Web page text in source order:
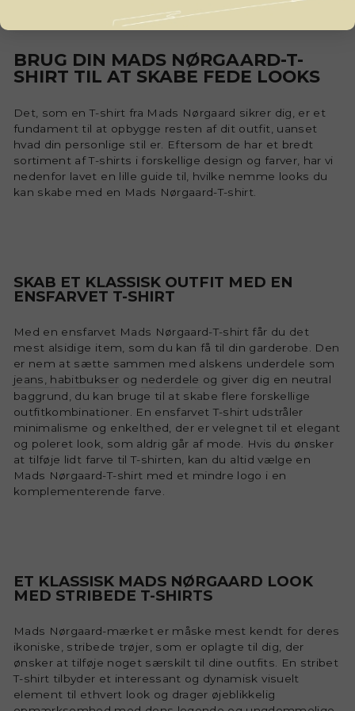
BRUG DIN MADS NØRGAARD-T-
SHIRT TIL AT SKABE FEDE LOOKS
Det, som en T-shirt fra Mads Nørgaard sikrer dig, er et
fundament til at opbygge resten af dit outfit, uanset
hvad din personlige stil er. Eftersom de har et bredt
sortiment af T-shirts i forskellige design og farver, har vi
nedenfor lavet en lille guide til, hvilke nemme looks du
kan skabe med en Mads Nørgaard-T-shirt.
SKAB ET KLASSISK OUTFIT MED EN
ENSFARVET T-SHIRT
Med en ensfarvet Mads Nørgaard-T-shirt får du det
mest alsidige item, som du kan få til din garderobe. Den
er nem at sætte sammen med alskens underdele som
jeans, habitbukser og nederdele og giver dig en neutral
baggrund, du kan bruge til at skabe flere forskellige
outfitkombinationer. En ensfarvet T-shirt udstråler
minimalisme og enkelthed, der er velegnet til et elegant
og poleret look, som aldrig går af mode. Hvis du ønsker
at tilføje lidt farve til T-shirten, kan du altid vælge en
Mads Nørgaard-T-shirt med et mindre logo i en
komplementerende farve.
ET KLASSISK MADS NØRGAARD LOOK
MED STRIBEDE T-SHIRTS
Mads Nørgaard-mærket er måske mest kendt for deres
ikoniske, stribede trøjer, som er oplagte til dig, der
ønsker at tilføje noget særskilt til dine outfits. En stribet
T-shirt tilbyder et interessant og dynamisk visuelt
element til ethvert look og drager øjeblikkelig